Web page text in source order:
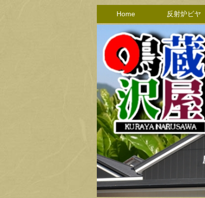
Home 反射炉ビヤ